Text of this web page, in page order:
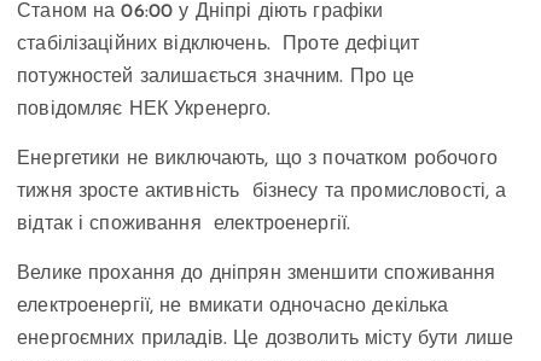
Станом на 06:00 у Дніпрі діють графіки
стабілізаційних відключень. Проте дефіцит
потужностей залишається значним. Про це
повідомляє НЕК Укренерго.
Енергетики не виключають, що з початком робочого
тижня зросте активність бізнесу та промисловості, а
відтак і споживання електроенергії.
Велике прохання до дніпрян зменшити споживання
електроенергії, не вмикати одночасно декілька
енергоємних приладів. Це дозволить місту бути лише